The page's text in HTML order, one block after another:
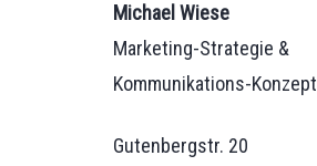
Michael Wiese
Marketing-Strategie &
Kommunikations-Konzept
Gutenbergstr. 20